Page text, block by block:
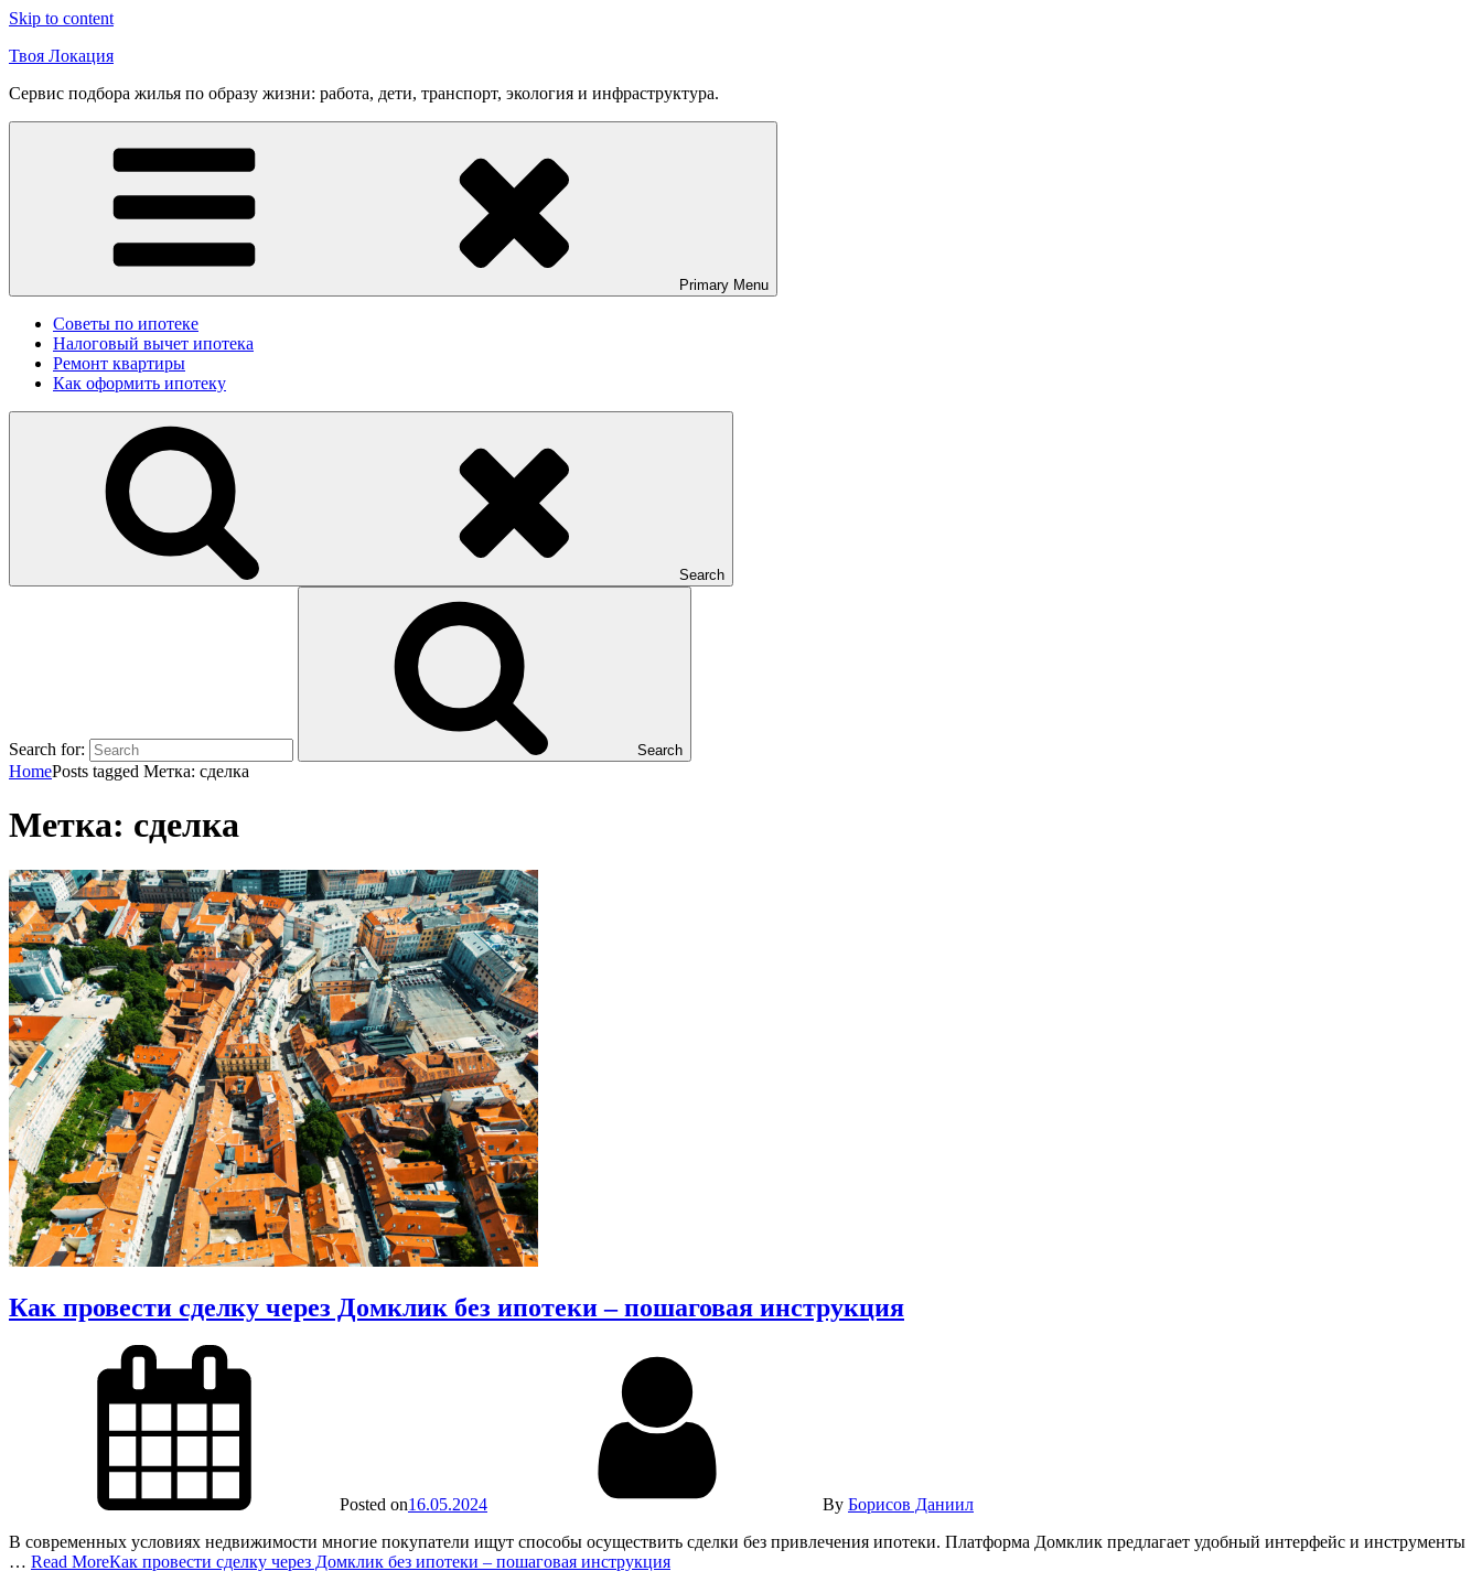
Skip to content
Твоя Локация
Сервис подбора жилья по образу жизни: работа, дети, транспорт, экология и инфраструктура.
Primary Menu
Советы по ипотеке
Налоговый вычет ипотека
Ремонт квартиры
Как оформить ипотеку
Search
Search for: Search
HomePosts tagged Метка: сделка
Метка: сделка
Как провести сделку через Домклик без ипотеки – пошаговая инструкция
Posted on16.05.2024 By Борисов Даниил
В современных условиях недвижимости многие покупатели ищут способы осуществить сделки без привлечения ипотеки. Платформа Домклик предлагает удобный интерфейс и инструменты
… Read MoreКак провести сделку через Домклик без ипотеки – пошаговая инструкция